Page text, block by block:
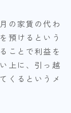
の家賃の代わ
預けるという
ことで利益を
上に、引っ越
くるというメ